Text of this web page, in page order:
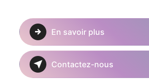
En savoir plus
Contactez-nous